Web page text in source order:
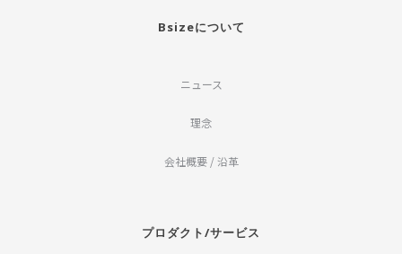
Bsizeについて
ニュース
理念
会社概要 / 沿革
プロダクト/サービス